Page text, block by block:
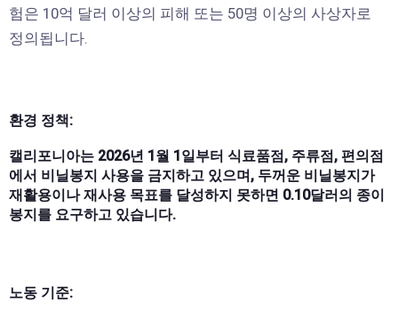
험은 10억 달러 이상의 피해 또는 50명 이상의 사상자로
정의됩니다.
환경 정책:
캘리포니아는 2026년 1월 1일부터 식료품점, 주류점, 편의점
에서 비닐봉지 사용을 금지하고 있으며, 두꺼운 비닐봉지가
재활용이나 재사용 목표를 달성하지 못하면 0.10달러의 종이
봉지를 요구하고 있습니다.
노동 기준: